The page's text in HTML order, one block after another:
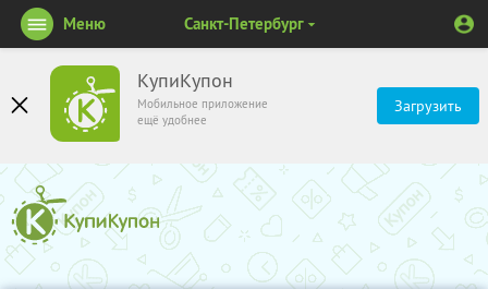
КупиКупон
Мобильное приложение
ещё удобнее
Загрузить
Меню Санкт-Петербург